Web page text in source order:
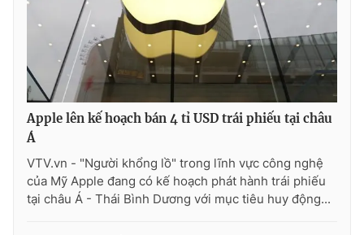
Sản phẩm
Thị trường
Tư vấn
Lịch phát sóng
Chuyên mục khác
Emagazine Podcast
Photo Infographic
Apple lên kế hoạch bán 4 tỉ USD trái phiếu tại châu
Á
VTV.vn - "Người khổng lồ" trong lĩnh vực công nghệ
của Mỹ Apple đang có kế hoạch phát hành trái phiếu
tại châu Á - Thái Bình Dương với mục tiêu huy động...